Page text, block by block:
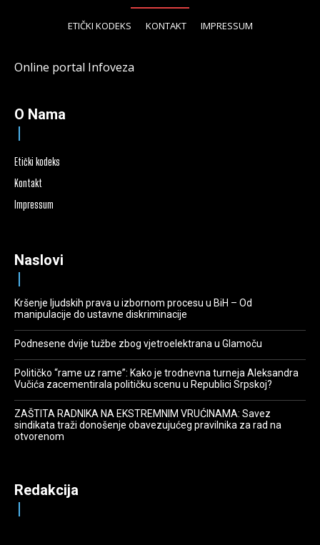
ETIČKI KODEKS KONTAKT IMPRESSUM
Online portal Infoveza
O Nama
Etički kodeks
Kontakt
Impressum
Naslovi
Kršenje ljudskih prava u izbornom procesu u BiH – Od
manipulacije do ustavne diskriminacije
Podnesene dvije tužbe zbog vjetroelektrana u Glamoču
Političko “rame uz rame”: Kako je trodnevna turneja Aleksandra
Vučića zacementirala političku scenu u Republici Srpskoj?
ZAŠTITA RADNIKA NA EKSTREMNIM VRUĆINAMA: Savez
sindikata traži donošenje obavezujućeg pravilnika za rad na
otvorenom
Redakcija